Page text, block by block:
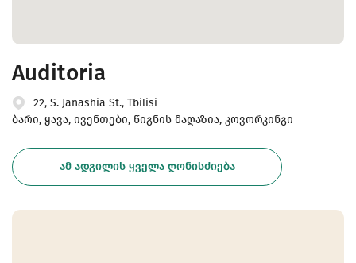
Auditoria
22, S. Janashia St., Tbilisi
ბარი, ყავა, ივენთები, წიგნის მაღაზია, კოვორკინგი
ᲐᲛ ᲐᲓᲒᲘᲚᲘᲡ ᲧᲕᲔᲚᲐ ᲦᲝᲜᲘᲡᲫᲘᲔᲑᲐ